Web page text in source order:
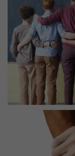
Externe
Wir verwenden
Ihnen zusätzliche